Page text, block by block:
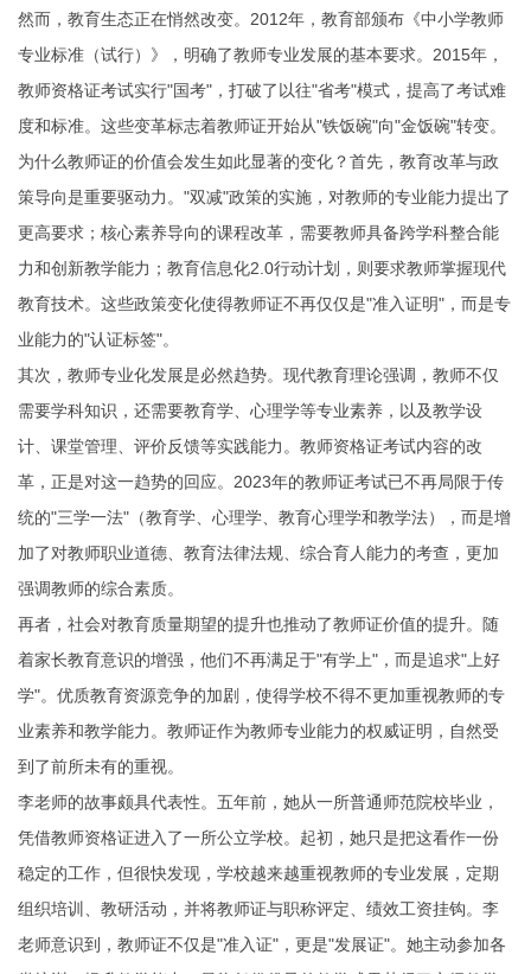
然而，教育生态正在悄然改变。2012年，教育部颁布《中小学教师
专业标准（试行）》，明确了教师专业发展的基本要求。2015年，
教师资格证考试实行"国考"，打破了以往"省考"模式，提高了考试难
度和标准。这些变革标志着教师证开始从"铁饭碗"向"金饭碗"转变。
为什么教师证的价值会发生如此显著的变化？首先，教育改革与政
策导向是重要驱动力。"双减"政策的实施，对教师的专业能力提出了
更高要求；核心素养导向的课程改革，需要教师具备跨学科整合能
力和创新教学能力；教育信息化2.0行动计划，则要求教师掌握现代
教育技术。这些政策变化使得教师证不再仅仅是"准入证明"，而是专
业能力的"认证标签"。
其次，教师专业化发展是必然趋势。现代教育理论强调，教师不仅
需要学科知识，还需要教育学、心理学等专业素养，以及教学设
计、课堂管理、评价反馈等实践能力。教师资格证考试内容的改
革，正是对这一趋势的回应。2023年的教师证考试已不再局限于传
统的"三学一法"（教育学、心理学、教育心理学和教学法），而是增
加了对教师职业道德、教育法律法规、综合育人能力的考查，更加
强调教师的综合素质。
再者，社会对教育质量期望的提升也推动了教师证价值的提升。随
着家长教育意识的增强，他们不再满足于"有学上"，而是追求"上好
学"。优质教育资源竞争的加剧，使得学校不得不更加重视教师的专
业素养和教学能力。教师证作为教师专业能力的权威证明，自然受
到了前所未有的重视。
李老师的故事颇具代表性。五年前，她从一所普通师范院校毕业，
凭借教师资格证进入了一所公立学校。起初，她只是把这看作一份
稳定的工作，但很快发现，学校越来越重视教师的专业发展，定期
组织培训、教研活动，并将教师证与职称评定、绩效工资挂钩。李
老师意识到，教师证不仅是"准入证"，更是"发展证"。她主动参加各